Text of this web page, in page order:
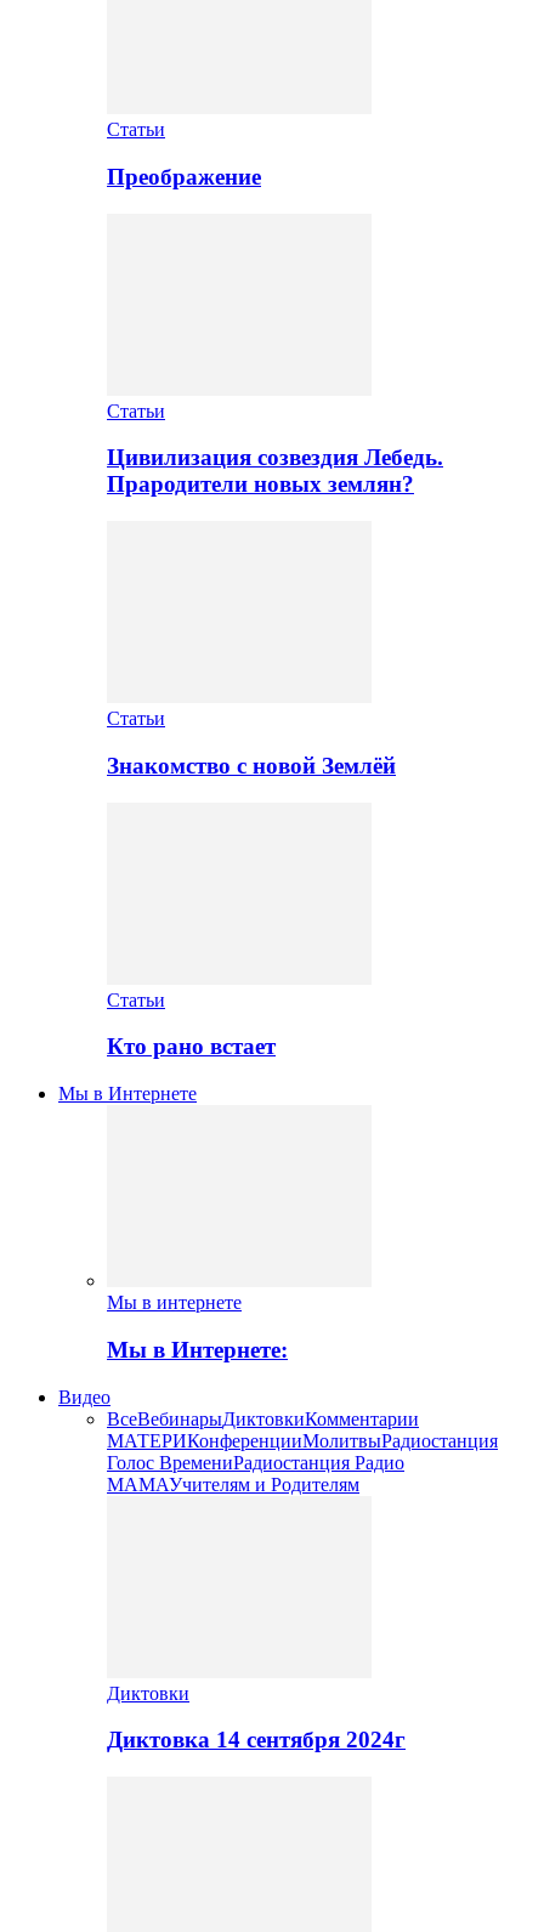
Статьи
Преображение
Статьи
Цивилизация созвездия Лебедь.
Прародители новых землян?
Статьи
Знакомство с новой Землёй
Статьи
Кто рано встает
Мы в Интернете
Мы в интернете
Мы в Интернете:
Видео
ВсеВебинарыДиктовкиКомментарии
МАТЕРИКонференцииМолитвыРадиостанция
Голос ВремениРадиостанция Радио
МАМАУчителям и Родителям
Диктовки
Диктовка 14 сентября 2024г